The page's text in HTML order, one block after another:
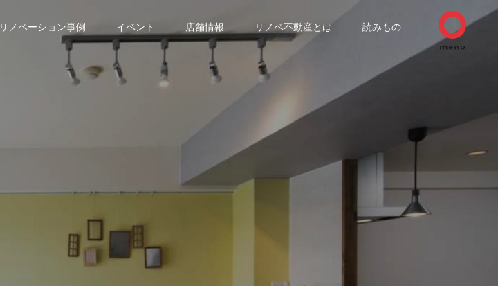
リノベーション事例 イベント 店舗情報 リノベ不動産とは 読みもの